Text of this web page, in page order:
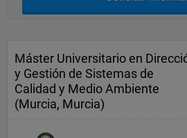
Máster Universitario en
y Gestión de Sistemas de
Calidad y Medio Ambiente
(Murcia, Murcia)